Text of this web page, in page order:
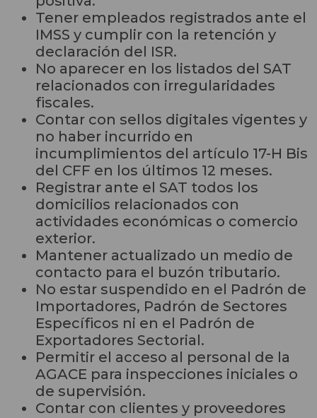
Tener empleados registrados ante el
IMSS y cumplir con la retención y
declaración del ISR.
No aparecer en los listados del SAT
relacionados con irregularidades
fiscales.
Contar con sellos digitales vigentes y
no haber incurrido en
incumplimientos del artículo 17-H Bis
del CFF en los últimos 12 meses.
Registrar ante el SAT todos los
domicilios relacionados con
actividades económicas o comercio
exterior.
Mantener actualizado un medio de
contacto para el buzón tributario.
No estar suspendido en el Padrón de
Importadores, Padrón de Sectores
Específicos ni en el Padrón de
Exportadores Sectorial.
Permitir el acceso al personal de la
AGACE para inspecciones iniciales o
de supervisión.
Contar con clientes y proveedores